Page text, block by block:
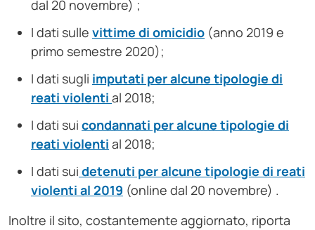
dal 20 novembre) ;
I dati sulle vittime di omicidio (anno 2019 e
primo semestre 2020);
I dati sugli imputati per alcune tipologie di
reati violenti al 2018;
I dati sui condannati per alcune tipologie di
reati violenti al 2018;
I dati sui detenuti per alcune tipologie di reati
violenti al 2019 (online dal 20 novembre) .
Inoltre il sito, costantemente aggiornato, riporta